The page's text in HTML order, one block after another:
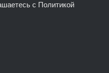
с Политикой